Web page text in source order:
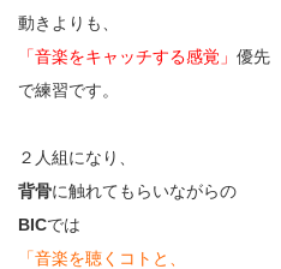
動きよりも、
「音楽をキャッチする感覚」 優先
で練習です。
２人組になり、
背骨に触れてもらいながらの
BICでは
「音楽を聴くコトと、